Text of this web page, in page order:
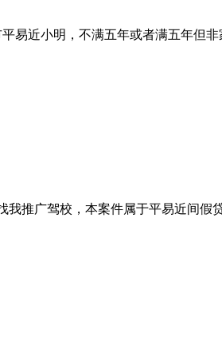
易近小明，不满五年或者满五年但
推广驾校，本案件属于平易近间假